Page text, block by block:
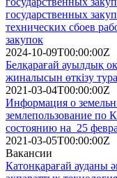
государственных
технических сбоев
закупок
2024-10-09T00:00:00Z
Белқарағай ауылдық
жиналысын өткізу
2021-03-04T00:00:00Z
Информация о
землепользование по
состоянию на 25
2021-03-05T00:00:00Z
Вакансии
Катонқарағай ауданы